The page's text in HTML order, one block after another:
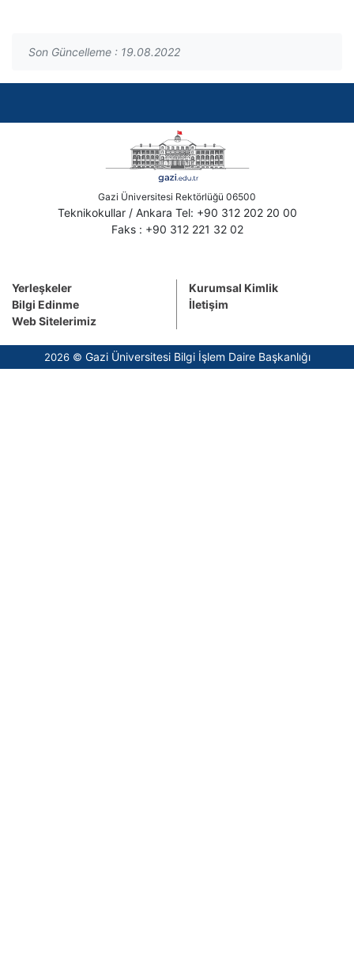
Son Güncelleme : 19.08.2022
Gazi Üniversitesi Rektörlüğü 06500
Teknikokullar / Ankara Tel: +90 312 202 20 00
Faks : +90 312 221 32 02
Yerleşkeler
Bilgi Edinme
Web Sitelerimiz
Kurumsal Kimlik
İletişim
2026 © Gazi Üniversitesi Bilgi İşlem Daire Başkanlığı